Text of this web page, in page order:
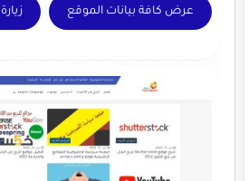
عرض كافة بيانات الموقع